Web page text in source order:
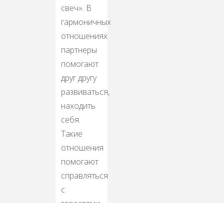
свеч». В
гармоничных
отношениях
партнеры
помогают
друг другу
развиваться,
находить
себя.
Такие
отношения
помогают
справляться
с